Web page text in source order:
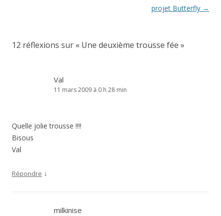
projet Butterfly →
12 réflexions sur « Une deuxième trousse fée »
Val
11 mars 2009 à 0 h 28 min
Quelle jolie trousse !!!!
Bisous
Val
Répondre ↓
milkinise